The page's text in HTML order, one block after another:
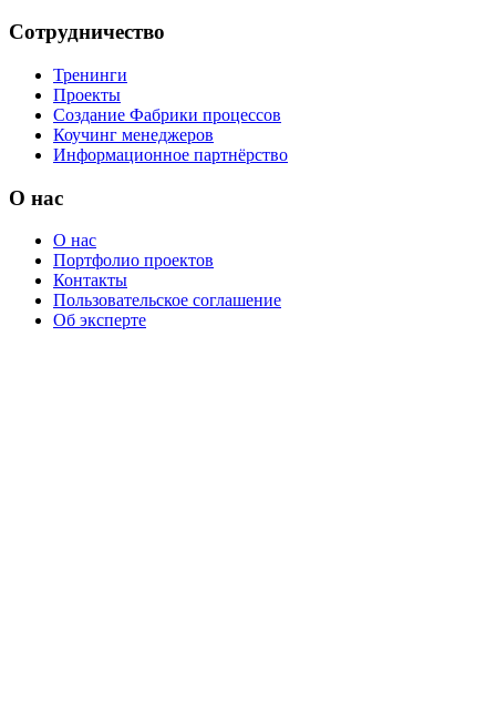
Сотрудничество
Тренинги
Проекты
Создание Фабрики процессов
Коучинг менеджеров
Информационное партнёрство
О нас
О нас
Портфолио проектов
Контакты
Пользовательское соглашение
Об эксперте